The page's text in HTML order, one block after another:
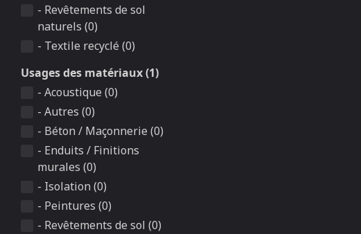
- Revêtements de sol
naturels (0)
- Textile recyclé (0)
Usages des matériaux (1)
- Acoustique (0)
- Autres (0)
- Béton / Maçonnerie (0)
- Enduits / Finitions
murales (0)
- Isolation (0)
- Peintures (0)
- Revêtements de sol (0)